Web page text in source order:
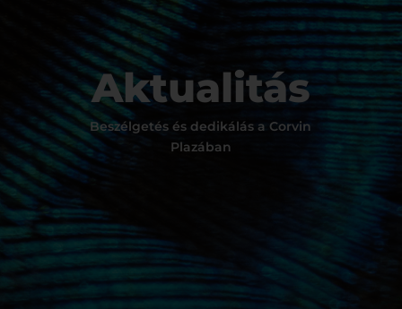
Aktualitás
Beszélgetés és dedikálás a Corvin
Plazában